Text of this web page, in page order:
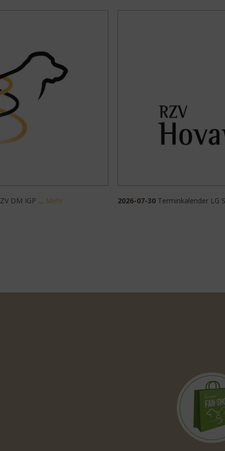
DM IGP … Mehr 2026-07-30 Terminkalender